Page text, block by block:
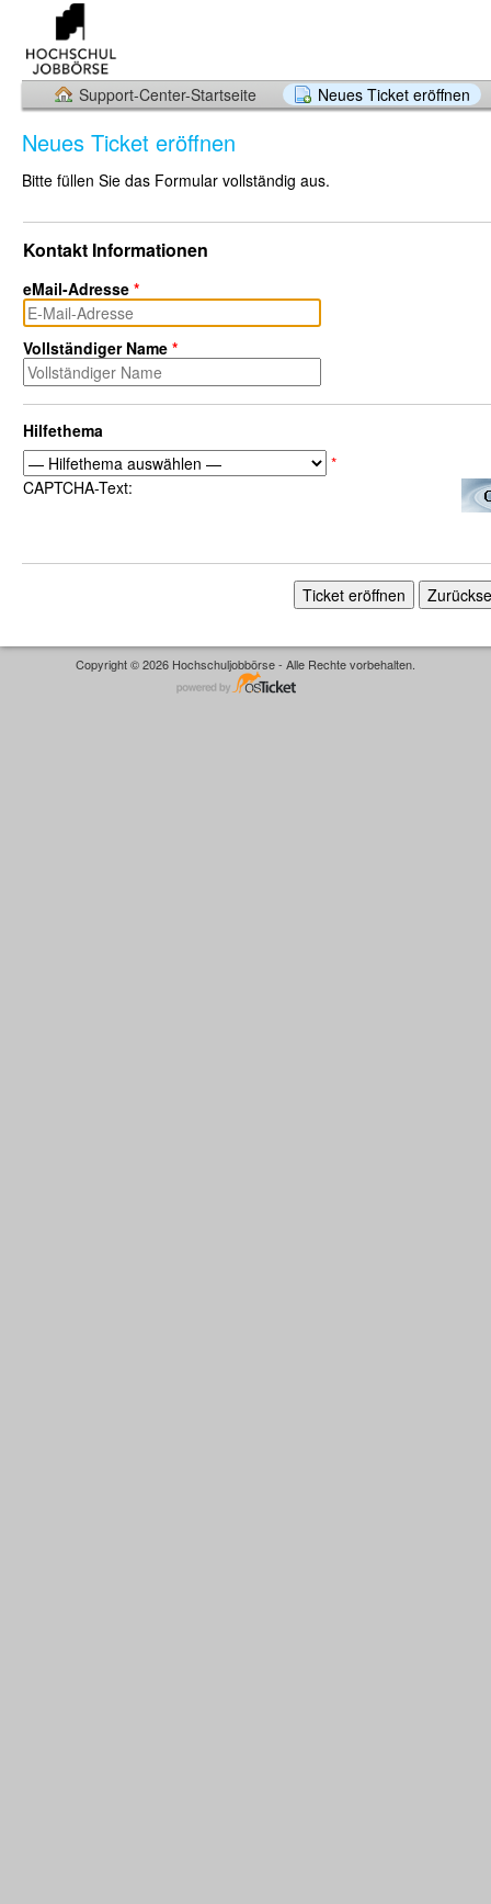
Support-Center-Startseite Neues Ticket eröffnen
Neues Ticket eröffnen
Bitte füllen Sie das Formular vollständig aus.
Kontakt Informationen
eMail-Adresse *
Vollständiger Name *
Hilfethema
*
CAPTCHA-Text:
Copyright © 2026 Hochschuljobbörse - Alle Rechte vorbehalten.